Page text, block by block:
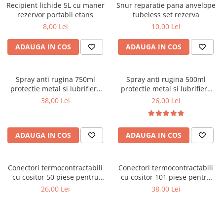
Suporti Telefon Auto
Tetiera Auto
Recipient lichide 5L cu maner
rezervor portabil etans
8,00 Lei
ADAUGA IN COS
Snur reparatie pana anvelope
tubeless set rezerva
10,00 Lei
ADAUGA IN COS
Spray anti rugina 750ml
protectie metal si lubrifiere
mecanisme auto
38,00 Lei
ADAUGA IN COS
Spray anti rugina 500ml
protectie metal si lubrifiere
mecanisme auto
26,00 Lei
ADAUGA IN COS
Conectori termocontractabili
cu cositor 50 piese pentru
lipire si etansare fire auto
26,00 Lei
Conectori termocontractabili
cu cositor 101 piese pentru
lipire si etansare fire auto
38,00 Lei